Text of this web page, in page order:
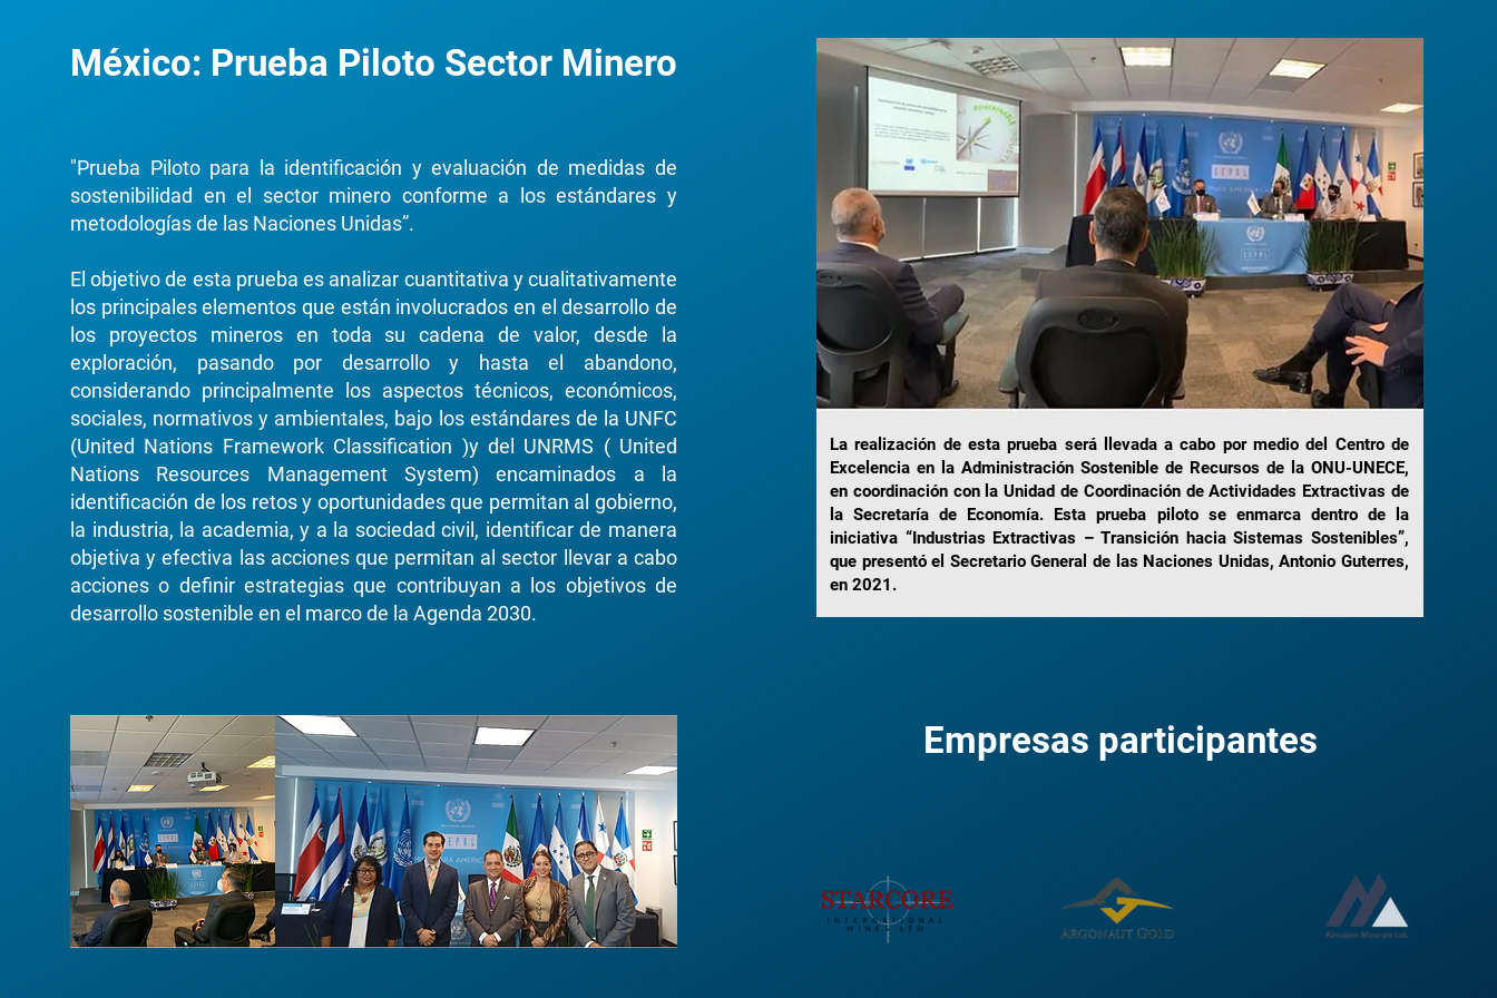
México: Prueba Piloto Sector Minero
"Prueba Piloto para la identificación y evaluación de medidas de
sostenibilidad en el sector minero conforme a los estándares y
metodologías de las Naciones Unidas”.
El objetivo de esta prueba es analizar cuantitativa y cualitativamente
los principales elementos que están involucrados en el desarrollo de
los proyectos mineros en toda su cadena de valor, desde la
exploración, pasando por desarrollo y hasta el abandono,
considerando principalmente los aspectos técnicos, económicos,
sociales, normativos y ambientales, bajo los estándares de la UNFC
(United Nations Framework Classification )y del UNRMS ( United
Nations Resources Management System) encaminados a la
identificación de los retos y oportunidades que permitan al gobierno,
la industria, la academia, y a la sociedad civil, identificar de manera
objetiva y efectiva las acciones que permitan al sector llevar a cabo
acciones o definir estrategias que contribuyan a los objetivos de
desarrollo sostenible en el marco de la Agenda 2030.
La realización de esta prueba será llevada a cabo por medio del Centro de
Excelencia en la Administración Sostenible de Recursos de la ONU-UNECE,
en coordinación con la Unidad de Coordinación de Actividades Extractivas de
la Secretaría de Economía. Esta prueba piloto se enmarca dentro de la
iniciativa “Industrias Extractivas – Transición hacia Sistemas Sostenibles”,
que presentó el Secretario General de las Naciones Unidas, Antonio Guterres,
en 2021.
Empresas participantes